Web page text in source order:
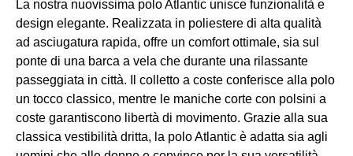
La nostra nuovissima polo Atlantic unisce funzionalità e
design elegante. Realizzata in poliestere di alta qualità
ad asciugatura rapida, offre un comfort ottimale, sia sul
ponte di una barca a vela che durante una rilassante
passeggiata in città. Il colletto a coste conferisce alla polo
un tocco classico, mentre le maniche corte con polsini a
coste garantiscono libertà di movimento. Grazie alla sua
classica vestibilità dritta, la polo Atlantic è adatta sia agli